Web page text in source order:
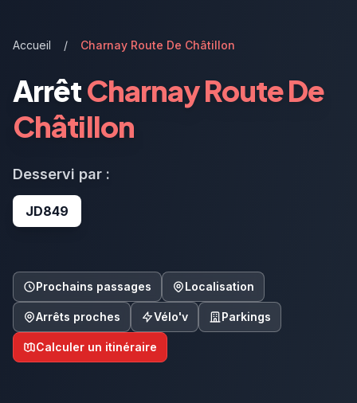
Accueil / Charnay Route De Châtillon
ArrêtCharnay Route De
Châtillon
Desservi par :
JD849
Prochains passages Localisation
Arrêts proches Vélo'v Parkings
Calculer un itinéraire